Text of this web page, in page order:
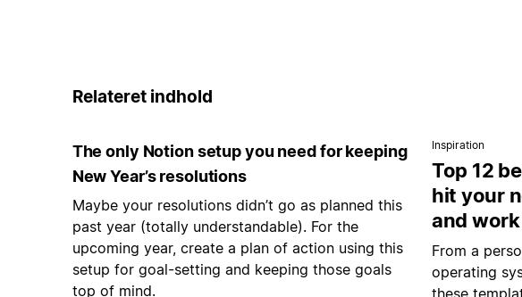
Relateret indhold
The only Notion setup you need for keeping
New Year’s resolutions
Maybe your resolutions didn’t go as planned this
past year (totally understandable). For the
upcoming year, create a plan of action using this
setup for goal-setting and keeping those goals
top of mind.
Inspiration
Top 12
hit your
and work
From a
operating